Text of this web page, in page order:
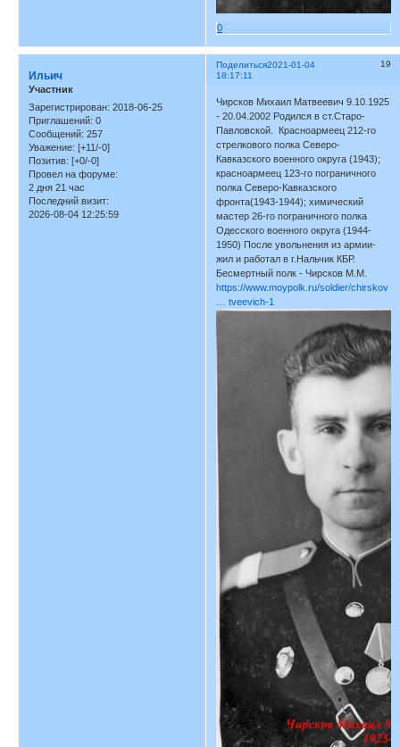
0
Поделиться 19
2021-01-04
18:17:11
Ильич
Участник
Зарегистрирован: 2018-06-25
Приглашений: 0
Сообщений: 257
Уважение: [+11/-0]
Позитив: [+0/-0]
Провел на форуме:
2 дня 21 час
Последний визит:
2026-08-04 12:25:59
Чирсков Михаил Матвеевич 9.10.1925
- 20.04.2002 Родился в ст.Старо-
Павловской. Красноармеец 212-го
стрелкового полка Северо-
Кавказского военного округа (1943);
красноармеец 123-го пограничного
полка Северо-Кавказского
фронта(1943-1944); химический
мастер 26-го пограничного полка
Одесского военного округа (1944-
1950) После увольнения из армии-
жил и работал в г.Нальчик КБР.
Бесмертный полк - Чирсков М.М.
https://www.moypolk.ru/soldier/chirskov
… tveevich-1